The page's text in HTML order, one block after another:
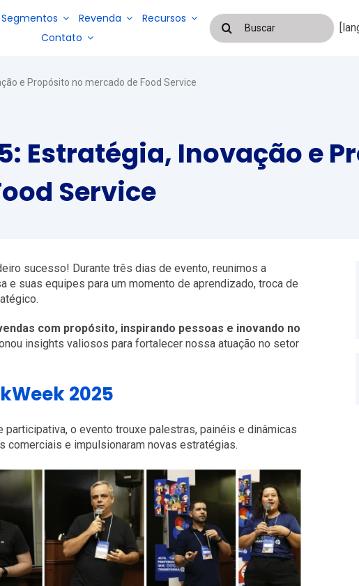
de
gestão de
folha de
e controle
de
serviços e
mão de
obra
Segmentos Revenda Recursos
EAD
Contato
Buscar
resultados
e Propósito no mercado de Food Service
Estratégia, Inovação e
Service
sucesso! Durante três dias de evento, reunimos a
e suas equipes para um momento de aprendizado, troca de
com propósito, inspirando pessoas e inovando no
insights valiosos para fortalecer nossa atuação no setor
2025
participativa, o evento trouxe palestras, painéis e dinâmicas
comerciais e impulsionaram novas estratégias.